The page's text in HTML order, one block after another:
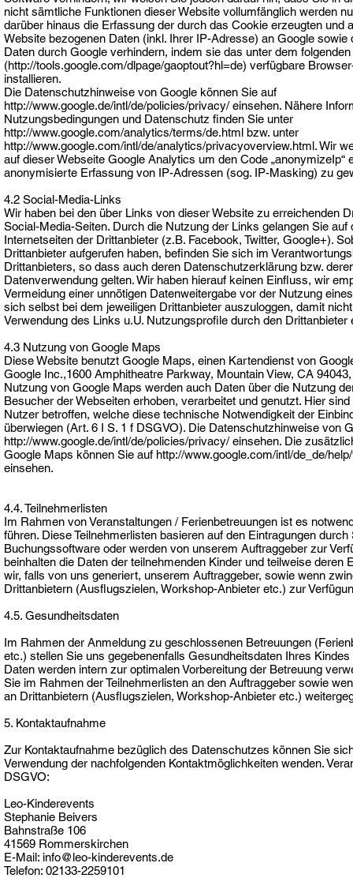
nicht sämtliche Funktionen dieser Website vollumfänglich werden
darüber hinaus die Erfassung der durch das Cookie erzeugten und
Website bezogenen Daten (inkl. Ihrer IP-Adresse) an Google sowie
Daten durch Google verhindern, indem sie das unter dem
(http://tools.google.com/dlpage/gaoptout?hl=de) verfügbare
installieren.
Die Datenschutzhinweise von Google können Sie auf
http://www.google.de/intl/de/policies/privacy/ einsehen. Nähere
Nutzungsbedingungen und Datenschutz finden Sie unter
http://www.google.com/analytics/terms/de.html bzw. unter
http://www.google.com/intl/de/analytics/privacyoverview.html. Wir
auf dieser Webseite Google Analytics um den Code „anonymizeIp“
anonymisierte Erfassung von IP-Adressen (sog. IP-Masking) zu
4.2 Social-Media-Links
Wir haben bei den über Links von dieser Website zu erreichenden
Social-Media-Seiten. Durch die Nutzung der Links gelangen Sie auf
Internetseiten der Drittanbieter (z.B. Facebook, Twitter, Google+).
Drittanbieter aufgerufen haben, befinden Sie sich im
Drittanbieters, so dass auch deren Datenschutzerklärung bzw.
Datenverwendung gelten. Wir haben hierauf keinen Einfluss, wir
Vermeidung einer unnötigen Datenweitergabe vor der Nutzung
sich selbst bei dem jeweiligen Drittanbieter auszuloggen, damit
Verwendung des Links u.U. Nutzungsprofile durch den
4.3 Nutzung von Google Maps
Diese Website benutzt Google Maps, einen Kartendienst von
Google Inc.,1600 Amphitheatre Parkway, Mountain View, CA
Nutzung von Google Maps werden auch Daten über die Nutzung
Besucher der Webseiten erhoben, verarbeitet und genutzt. Hier
Nutzer betroffen, welche diese technische Notwendigkeit der
überwiegen (Art. 6 I S. 1 f DSGVO). Die Datenschutzhinweise von
http://www.google.de/intl/de/policies/privacy/ einsehen. Die
Google Maps können Sie auf http://www.google.com/intl/de_de/
einsehen.
4.4. Teilnehmerlisten
Im Rahmen von Veranstaltungen / Ferienbetreuungen ist es
führen. Diese Teilnehmerlisten basieren auf den Eintragungen durch
Buchungssoftware oder werden von unserem Auftraggeber zur
beinhalten die Daten der teilnehmenden Kinder und teilweise deren
wir, falls von uns generiert, unserem Auftraggeber, sowie wenn
Drittanbietern (Ausflugszielen, Workshop-Anbieter etc.) zur
4.5. Gesundheitsdaten
Im Rahmen der Anmeldung zu geschlossenen Betreuungen
etc.) stellen Sie uns gegebenenfalls Gesundheitsdaten Ihres
Daten werden intern zur optimalen Vorbereitung der Betreuung
Sie im Rahmen der Teilnehmerlisten an den Auftraggeber sowie
an Drittanbietern (Ausflugszielen, Workshop-Anbieter etc.)
5. Kontaktaufnahme
Zur Kontaktaufnahme bezüglich des Datenschutzes können Sie
Verwendung der nachfolgenden Kontaktmöglichkeiten wenden.
DSGVO:
Leo-Kinderevents
Stephanie Beivers
Bahnstraße 106
41569 Rommerskirchen
E-Mail: info@leo-kinderevents.de
Telefon: 02133-2259101